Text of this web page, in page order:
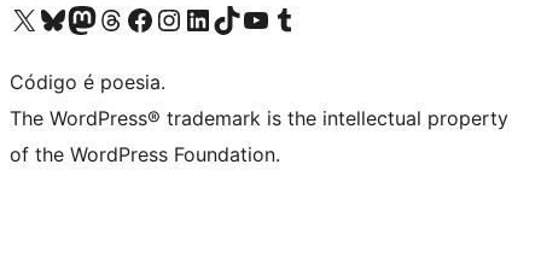
Visite a nossa conta X (antigo Twitter)
Visit our Bluesky account
Visit our Mastodon account
Visit our Threads account
Visite a nossa página do Facebook
Visite a nossa conta no Instagram
Visite a nossa conta no LinkedIn
Visit our TikTok account
Visit our YouTube channel
Visit our Tumblr account
Código é poesia.
The WordPress® trademark is the intellectual property
of the WordPress Foundation.